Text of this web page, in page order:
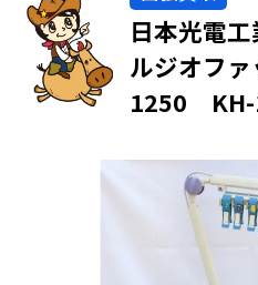
日本光電
ルジオファ
1250 KH-